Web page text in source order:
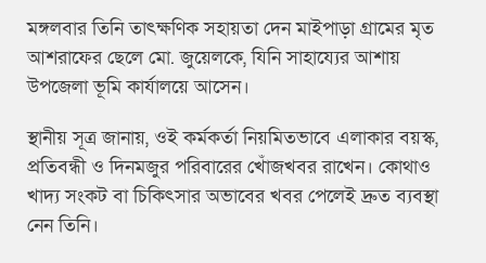
মঙ্গলবার তিনি তাৎক্ষণিক সহায়তা দেন মাইপাড়া গ্রামের মৃত
আশরাফের ছেলে মো. জুয়েলকে, যিনি সাহায্যের আশায়
উপজেলা ভূমি কার্যালয়ে আসেন।
স্থানীয় সূত্র জানায়, ওই কর্মকর্তা নিয়মিতভাবে এলাকার বয়স্ক,
প্রতিবন্ধী ও দিনমজুর পরিবারের খোঁজখবর রাখেন। কোথাও
খাদ্য সংকট বা চিকিৎসার অভাবের খবর পেলেই দ্রুত ব্যবস্থা
নেন তিনি।